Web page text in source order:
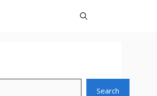
Search